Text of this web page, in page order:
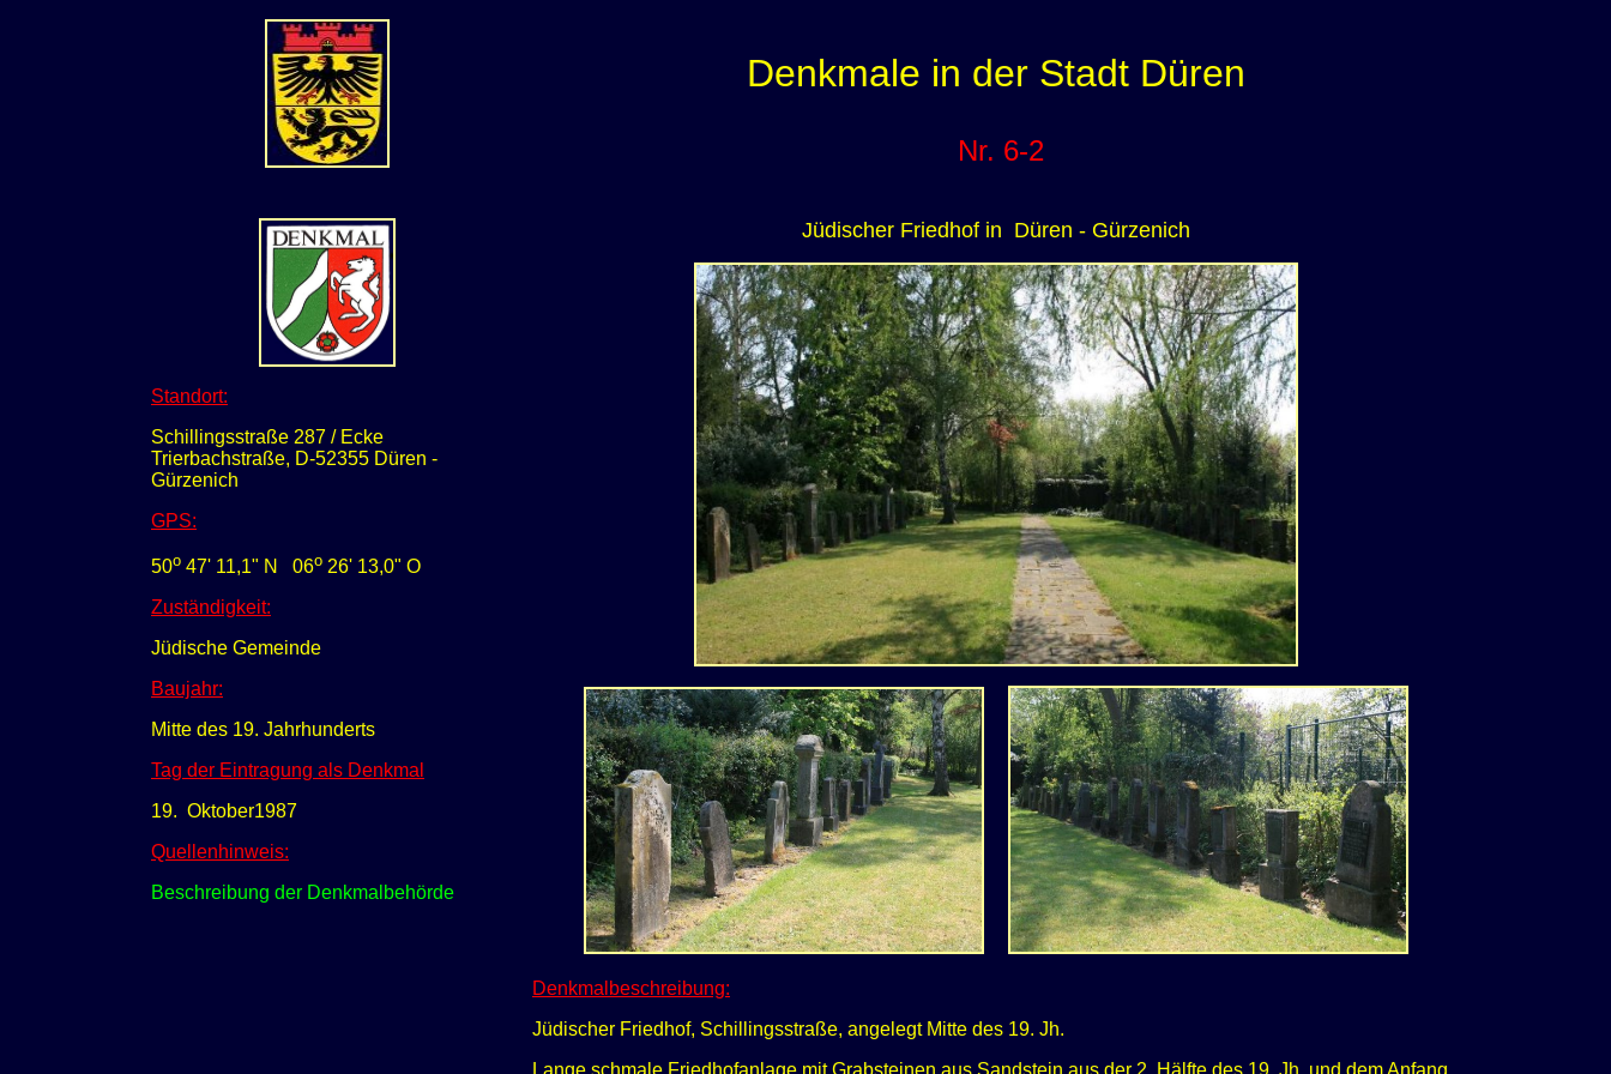
Denkmale in der Stadt Düren
Nr. 6-2
Standort:
Schillingsstraße 287 / Ecke
Trierbachstraße, D-52355 Düren -
Gürzenich
GPS:
50o 47' 11,1" N 06o 26' 13,0" O
Zuständigkeit:
Jüdische Gemeinde
Baujahr:
Mitte des 19. Jahrhunderts
Tag der Eintragung als Denkmal
19. Oktober1987
Quellenhinweis:
Beschreibung der Denkmalbehörde
Jüdischer Friedhof in Düren - Gürzenich
Denkmalbeschreibung:
Jüdischer Friedhof, Schillingsstraße, angelegt Mitte des 19. Jh.
Lange schmale Friedhofanlage mit Grabsteinen aus Sandstein aus der 2. Hälfte des 19. Jh. und dem Anfang